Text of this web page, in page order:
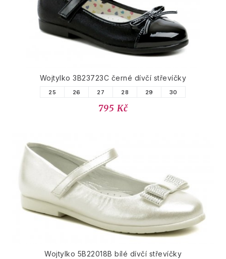
Wojtylko 3B23723C černé dívčí střevíčky
25 26 27 28 29 30
795 Kč
Wojtylko 5B22018B bílé dívčí střevíčky